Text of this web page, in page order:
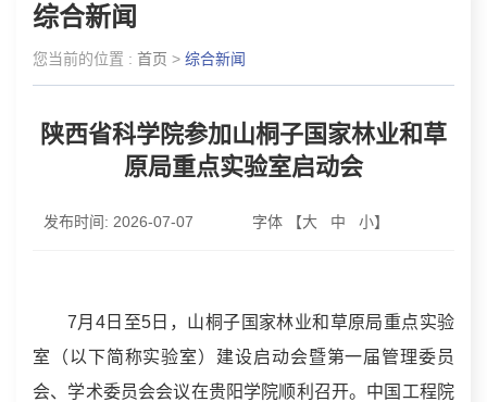
综合新闻
您当前的位置 : 首页 > 综合新闻
陕西省科学院参加山桐子国家林业和草
原局重点实验室启动会
发布时间: 2026-07-07 字体 【大 中 小】
7月4日至5日，山桐子国家林业和草原局重点实验
室（以下简称实验室）建设启动会暨第一届管理委员
会、学术委员会会议在贵阳学院顺利召开。中国工程院